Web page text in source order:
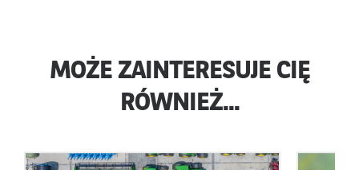
MOŻE ZAINTERESUJE CIĘ
RÓWNIEŻ...